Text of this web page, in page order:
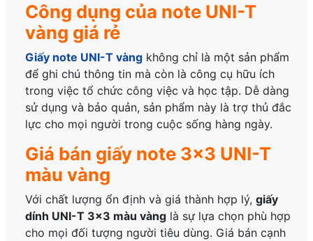
Công dụng của note UNI-T
vàng giá rẻ
Giấy note UNI-T vàng không chỉ là một sản phẩm
để ghi chú thông tin mà còn là công cụ hữu ích
trong việc tổ chức công việc và học tập. Dễ dàng
sử dụng và bảo quản, sản phẩm này là trợ thủ đắc
lực cho mọi người trong cuộc sống hàng ngày.
Giá bán giấy note 3×3 UNI-T
màu vàng
Với chất lượng ổn định và giá thành hợp lý,giấy
dính UNI-T 3×3 màu vàng là sự lựa chọn phù hợp
cho mọi đối tượng người tiêu dùng. Giá bán cạnh